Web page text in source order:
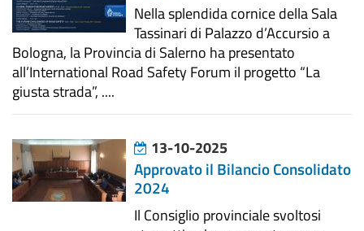
Nella splendida cornice della Sala
Tassinari di Palazzo d’Accursio a
Bologna, la Provincia di Salerno ha presentato
all’International Road Safety Forum il progetto “La
giusta strada”, ....
13-10-2025
Approvato il Bilancio Consolidato
2024
Il Consiglio provinciale svoltosi